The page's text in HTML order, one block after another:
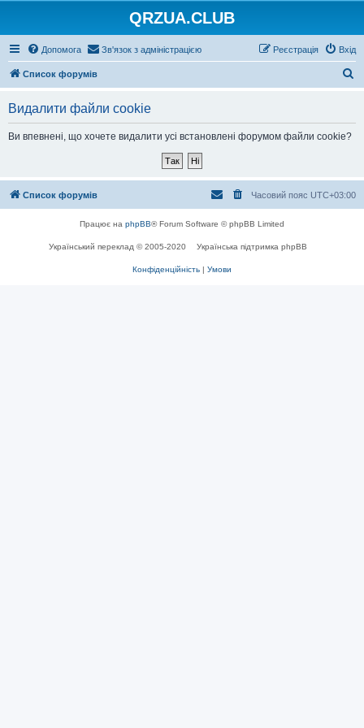
QRZUA.CLUB
Допомога Зв'язок з адміністрацією Вхід
Реєстрація
Список форумів
Видалити файли cookie
Ви впевнені, що хочете видалити усі встановлені форумом файли cookie?
Список форумів Часовий пояс UTC+03:00
Працює на phpBB® Forum Software © phpBB Limited
Український переклад © 2005-2020 Українська підтримка phpBB
Конфіденційність | Умови